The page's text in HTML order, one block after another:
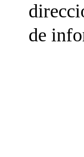
de